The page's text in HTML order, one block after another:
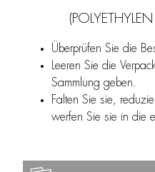
Überprüfen Sie die
Leeren Sie die
Sammlung geben.
Falten Sie sie,
werfen Sie sie in die